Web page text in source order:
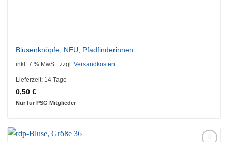
Blusenknöpfe, NEU, Pfadfinderinnen
inkl. 7 % MwSt. zzgl.Versandkosten
Lieferzeit: 14 Tage
0,50€
Nur für PSG Mitglieder